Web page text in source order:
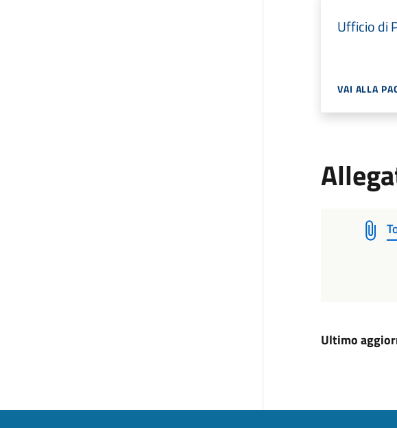
Ufficio di
VAI ALLA
Ultimo